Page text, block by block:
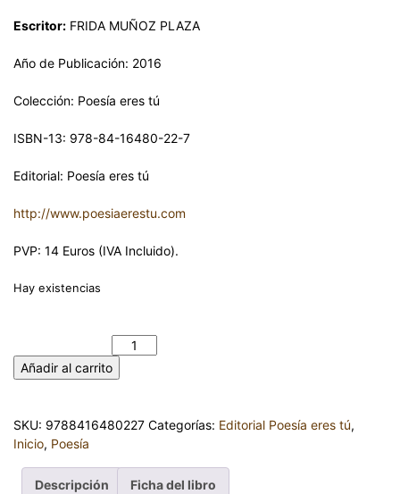
Escritor: FRIDA MUÑOZ PLAZA
Año de Publicación: 2016
Colección: Poesía eres tú
ISBN-13: 978-84-16480-22-7
Editorial: Poesía eres tú
http://www.poesiaerestu.com
PVP: 14 Euros (IVA Incluido).
Hay existencias
Añadir al carrito
SKU: 9788416480227 Categorías: Editorial Poesía eres tú,
Inicio, Poesía
Descripción Ficha del libro